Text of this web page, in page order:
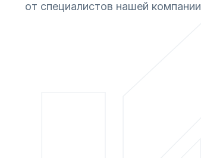
от специалистов нашей компании